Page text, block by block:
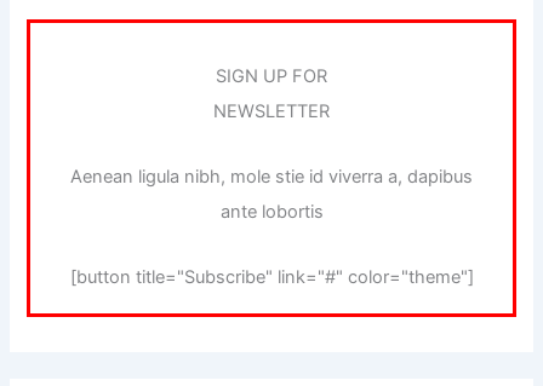
SIGN UP FOR
NEWSLETTER
Aenean ligula nibh, mole stie id viverra a, dapibus
ante lobortis
[button title="Subscribe" link="#" color="theme"]